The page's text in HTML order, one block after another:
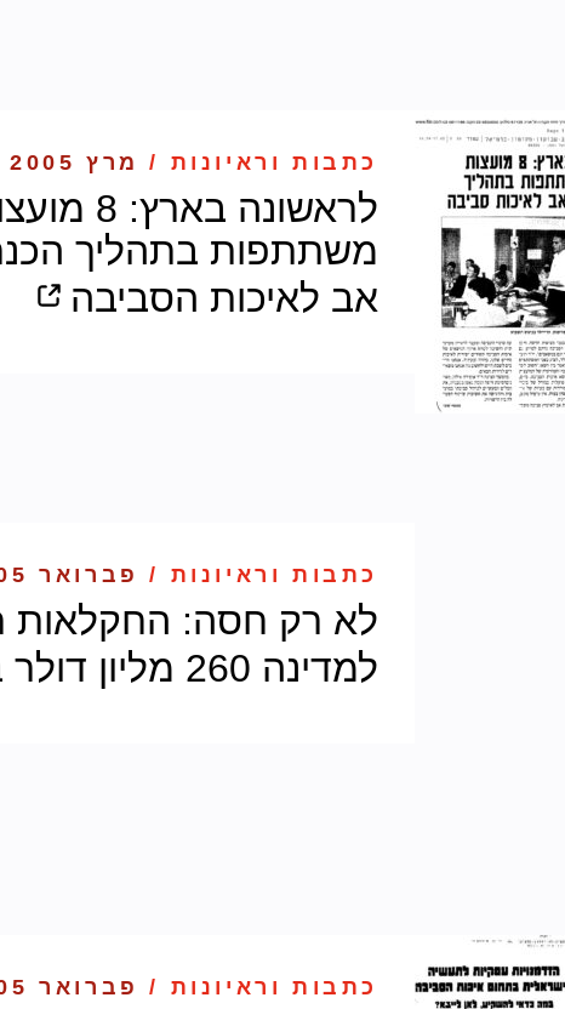
כתבות וראיונות / מרץ 2005
לראשונה
משתתפות בתהליך
אב לאיכות הסביבה
כתבות וראיונות / פברואר 2005
לא רק חסה: החקלאות
למדינה 260 מליון דולר בשנה
כתבות וראיונות / פברואר 2005